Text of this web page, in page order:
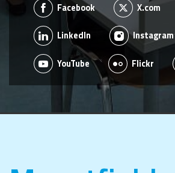
Facebook X.com
LinkedIn Instagram
YouTube Flickr